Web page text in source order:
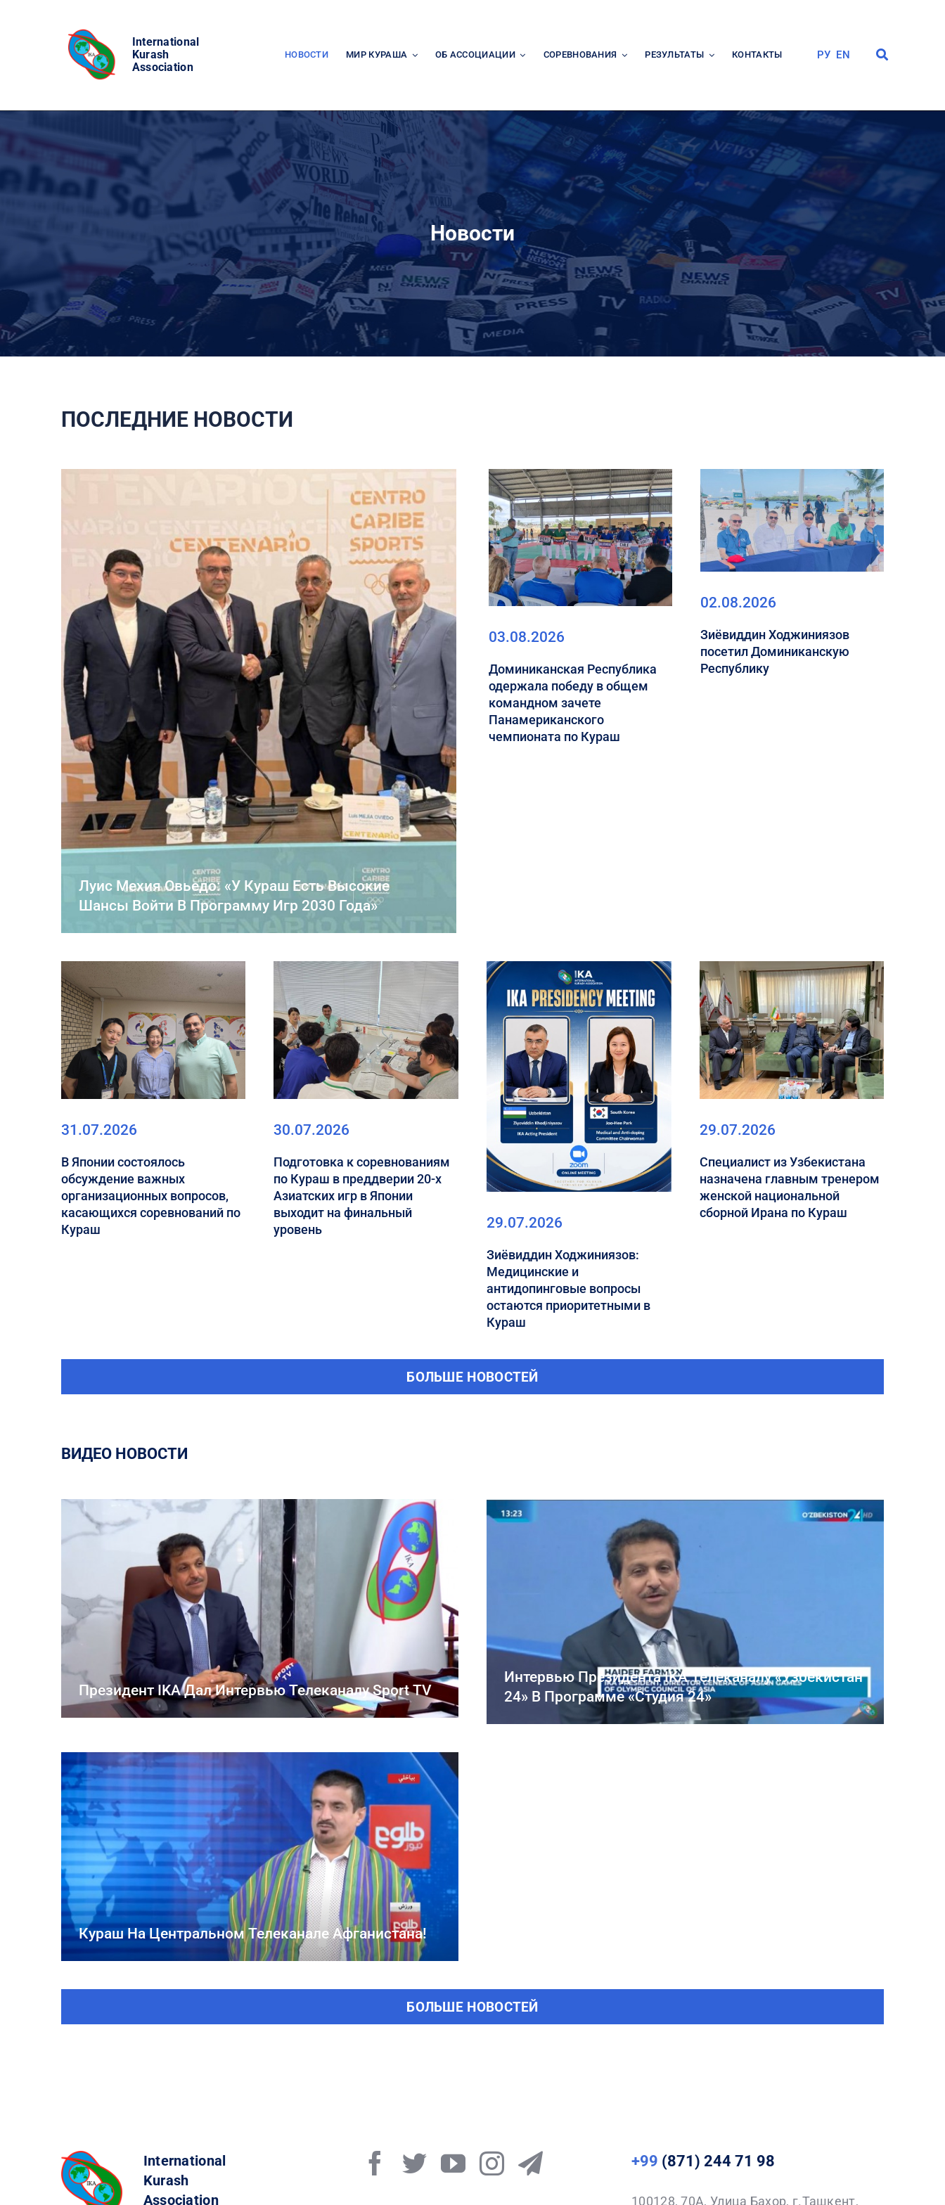
International
Kurash
Association
НОВОСТИ МИР КУРАША ОБ АССОЦИАЦИИ СОРЕВНОВАНИЯ РЕЗУЛЬТАТЫ КОНТАКТЫ РУ EN
Новости
ПОСЛЕДНИЕ НОВОСТИ
Луис Мехия Овьедо: «У Кураш Есть Высокие
Шансы Войти В Программу Игр 2030 Года»
03.08.2026
Доминиканская Республика
одержала победу в общем
командном зачете
Панамериканского
чемпионата по Кураш
02.08.2026
Зиёвиддин Ходжиниязов
посетил Доминиканскую
Республику
31.07.2026
В Японии состоялось
обсуждение важных
организационных вопросов,
касающихся соревнований по
Кураш
30.07.2026
Подготовка к соревнованиям
по Кураш в преддверии 20-х
Азиатских игр в Японии
выходит на финальный
уровень
29.07.2026
Зиёвиддин Ходжиниязов:
Медицинские и
антидопинговые вопросы
остаются приоритетными в
Кураш
29.07.2026
Специалист из Узбекистана
назначена главным тренером
женской национальной
сборной Ирана по Кураш
БОЛЬШЕ НОВОСТЕЙ
ВИДЕО НОВОСТИ
Президент IKA Дал Интервью Телеканалу Sport TV
Интервью Президента IKA Телеканалу «Узбекистан
24» В Программе «Студия 24»
Кураш На Центральном Телеканале Афганистана!
БОЛЬШЕ НОВОСТЕЙ
International
Kurash
Association
+99 (871) 244 71 98
100128, 70A, Улица Бахор, г.Ташкент,